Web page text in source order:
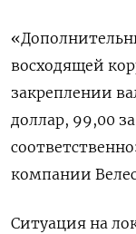
восходящей
закреплении
доллар, 99,00
компании
Ситуация на